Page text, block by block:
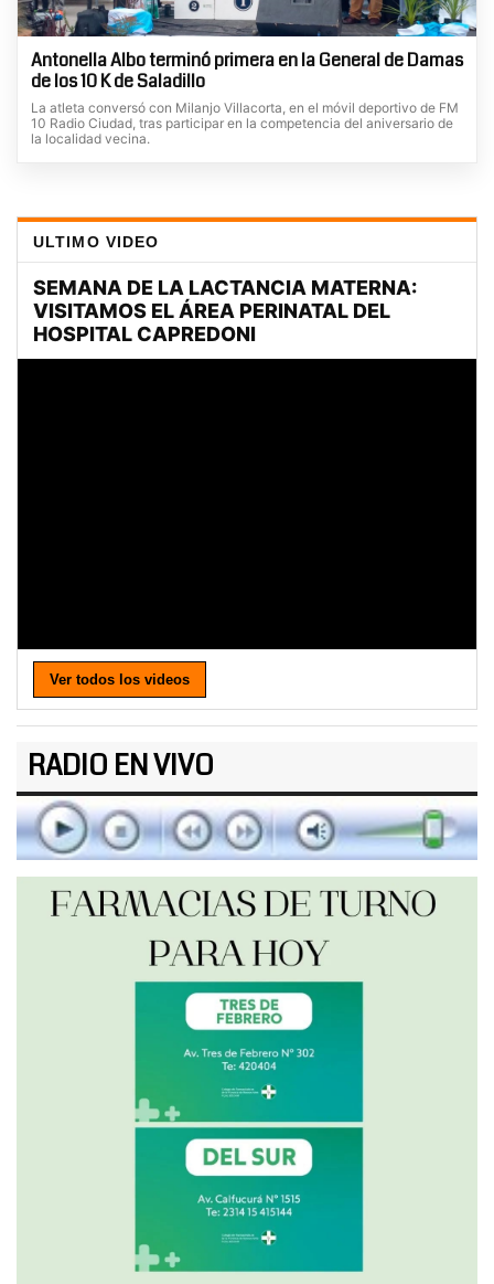
Antonella Albo terminó primera en la General de Damas
de los 10 K de Saladillo
La atleta conversó con Milanjo Villacorta, en el móvil deportivo de FM
10 Radio Ciudad, tras participar en la competencia del aniversario de
la localidad vecina.
ULTIMO VIDEO
Ver todos los videos
RADIO EN VIVO